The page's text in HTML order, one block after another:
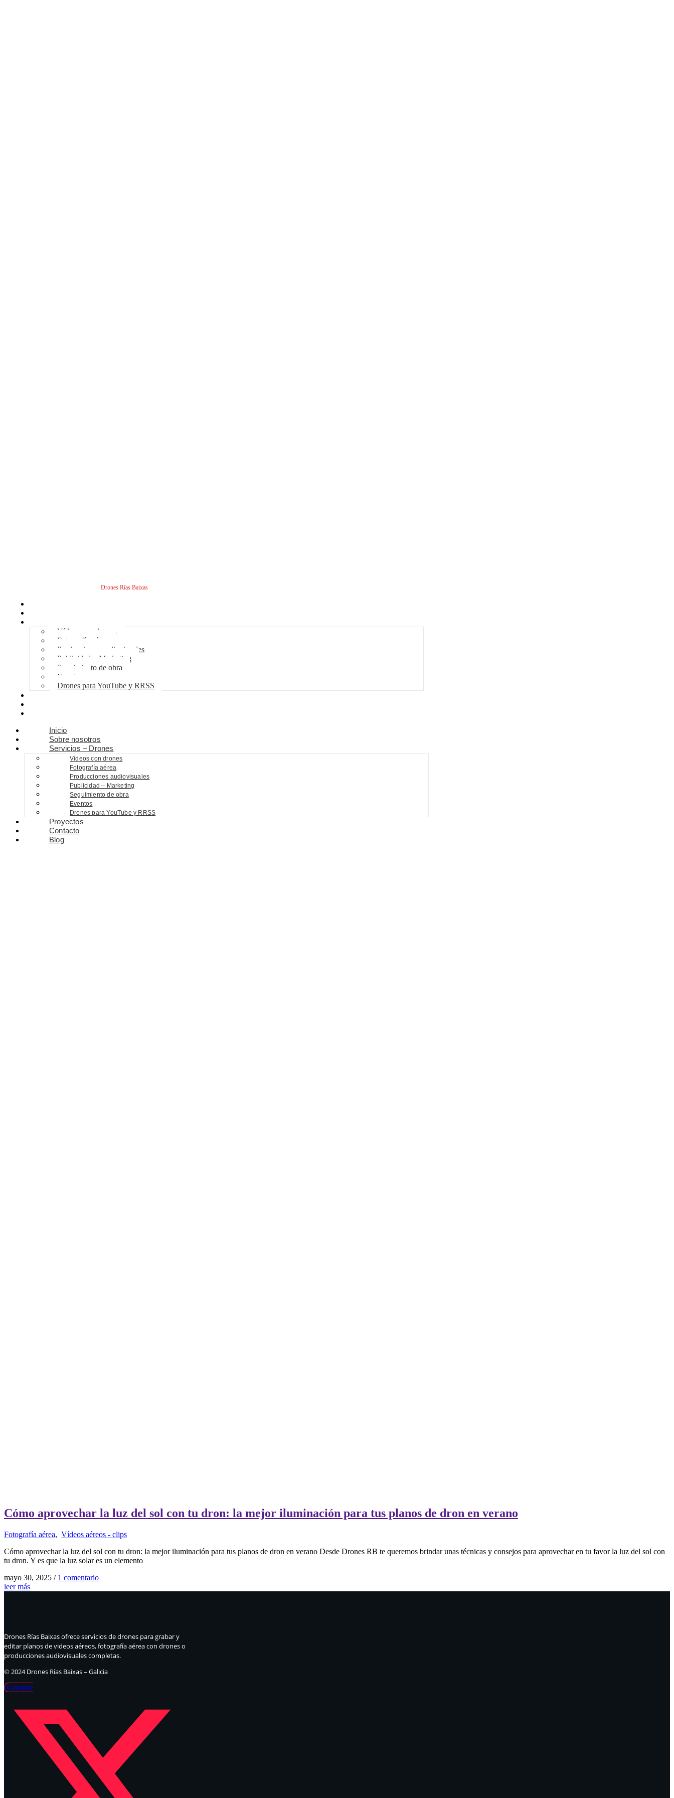
Drones Rías Baixas
Vídeos con drones
Fotografía aérea
Producciones audiovisuales
Publicidad – Marketing
Seguimiento de obra
Eventos
Drones para YouTube y RRSS
Inicio
Sobre nosotros
Servicios – Drones
Vídeos con drones
Fotografía aérea
Producciones audiovisuales
Publicidad – Marketing
Seguimiento de obra
Eventos
Drones para YouTube y RRSS
Proyectos
Contacto
Blog
Cómo aprovechar la luz del sol con tu dron: la mejor iluminación para tus planos de dron en verano
Fotografía aérea, Vídeos aéreos - clips
Cómo aprovechar la luz del sol con tu dron: la mejor iluminación para tus planos de dron en verano Desde Drones RB te queremos brindar unas técnicas y consejos para aprovechar en tu favor la luz del sol con
tu dron. Y es que la luz solar es un elemento
mayo 30, 2025 / 1 comentario
leer más
Drones Rías Baixas ofrece servicios de drones para grabar y
editar planos de videos aéreos, fotografía aérea con drones o
producciones audiovisuales completas.
© 2024 Drones Rías Baixas – Galicia
X-twitter